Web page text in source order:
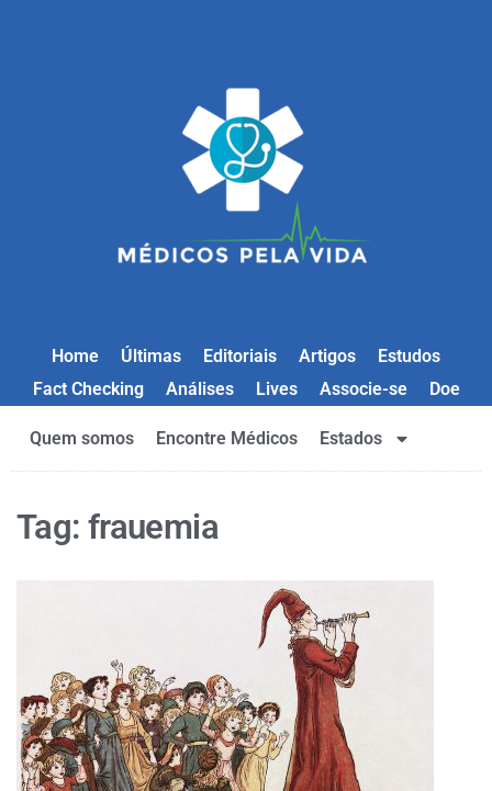
Home Últimas Editoriais Artigos
Estudos
Fact Checking
Análises Lives Associe-se Doe
Quem somos Encontre Médicos Estados
Tag: frauemia